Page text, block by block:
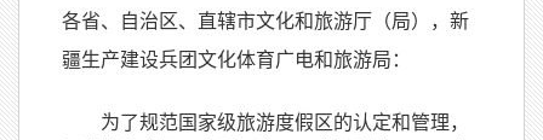
各省、自治区、直辖市文化和旅游厅（局），新
疆生产建设兵团文化体育广电和旅游局：
为了规范国家级旅游度假区的认定和管理，